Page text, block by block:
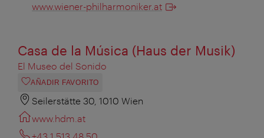
www.wiener-philharmoniker.at
Casa de la Música (Haus der Musik)
El Museo del Sonido
AÑADIR FAVORITO
Seilerstätte 30, 1010 Wien
www.hdm.at